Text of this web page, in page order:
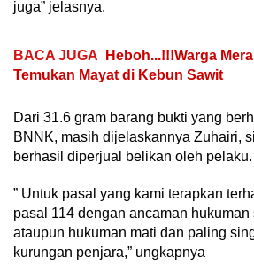
juga” jelasnya.
BACA JUGA
Heboh...!!!Warga
Temukan Mayat di Kebun Sawit
Dari 31.6 gram barang bukti yang
BNNK, masih dijelaskannya Zuhairi,
berhasil diperjual belikan oleh pelaku.
” Untuk pasal yang kami terapkan
pasal 114 dengan ancaman
ataupun hukuman mati dan paling
kurungan penjara,” ungkapnya